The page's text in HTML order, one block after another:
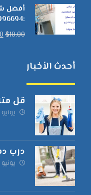
أفضل
:0553996694
$10.00
أحدث الأخبار
قل
يونيو 10, 2017
درب
يونيو 10, 2017